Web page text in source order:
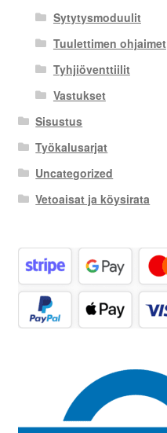
Sytytysmoduulit
Tuulettimen ohjaimet
Tyhjiöventtiilit
Vastukset
Sisustus
Työkalusarjat
Uncategorized
Vetoaisat ja köysirata